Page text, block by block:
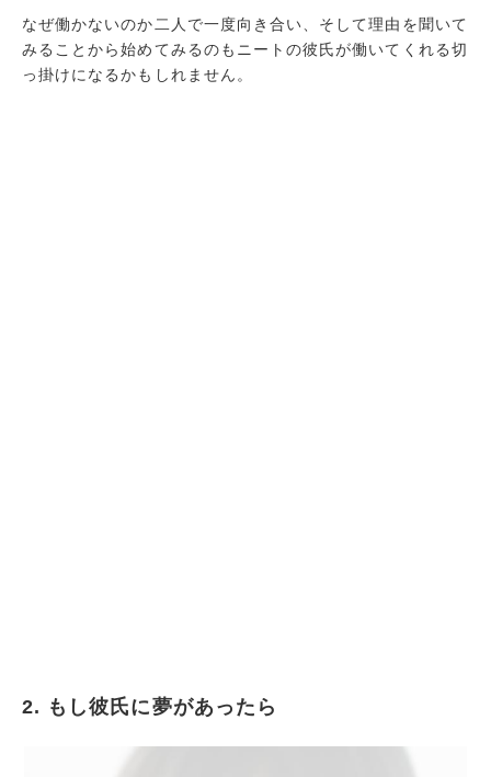
なぜ働かないのか二人で一度向き合い、そして理由を聞いて
みることから始めてみるのもニートの彼氏が働いてくれる切
っ掛けになるかもしれません。
2. もし彼氏に夢があったら